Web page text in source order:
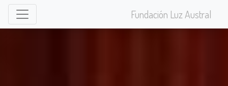
Fundación Luz Austral